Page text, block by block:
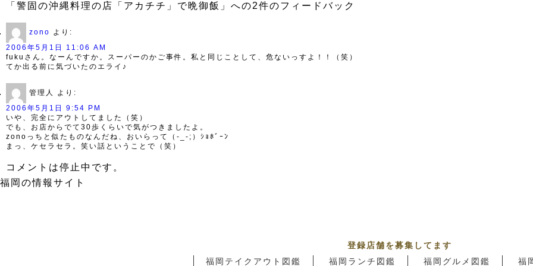
「警固の沖縄料理の店「アカチチ」で晩御飯」への2件のフィードバック
zono より:
2006年5月1日 11:06 AM
fukuさん。なーんですか。スーパーのかご事件。私と同じことして、危ないっすよ！！（笑）
てか出る前に気づいたのエライ♪
管理人
より:
2006年5月1日 9:54 PM
いや、完全にアウトしてました（笑）
でも、お店からでて30歩くらいで気がつきましたよ。
zonoっちと似たものなんだね、おいらって（-_-;）ｼｮﾎﾞｰﾝ
まっ、ケセラセラ。笑い話ということで（笑）
コメントは停止中です。
福岡の情報サイト
登録店舗を募集してます
福岡テイクアウト図鑑
福岡ランチ図鑑 福岡グルメ図鑑 福